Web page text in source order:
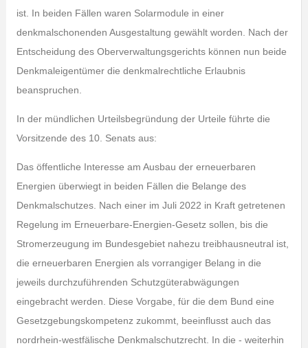
ist. In beiden Fällen waren Solarmodule in einer
denkmalschonenden Ausgestaltung gewählt worden. Nach der
Entscheidung des Oberverwaltungsgerichts können nun beide
Denkmaleigentümer die denkmalrechtliche Erlaubnis
beanspruchen.
In der mündlichen Urteilsbegründung der Urteile führte die
Vorsitzende des 10. Senats aus:
Das öffentliche Interesse am Ausbau der erneuerbaren
Energien überwiegt in beiden Fällen die Belange des
Denkmalschutzes. Nach einer im Juli 2022 in Kraft getretenen
Regelung im Erneuerbare-Energien-Gesetz sollen, bis die
Stromerzeugung im Bundesgebiet nahezu treibhausneutral ist,
die erneuerbaren Energien als vorrangiger Belang in die
jeweils durchzuführenden Schutzgüterabwägungen
eingebracht werden. Diese Vorgabe, für die dem Bund eine
Gesetzgebungskompetenz zukommt, beeinflusst auch das
nordrhein-westfälische Denkmalschutzrecht. In die ‑ weiterhin